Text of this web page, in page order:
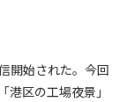
開始された。今回
港区の工場夜景」